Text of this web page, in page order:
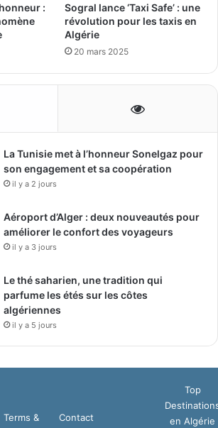
:
Sogral lance ‘Taxi Safe’ : une
révolution pour les taxis en
Algérie
20 mars 2025
La Tunisie met à l’honneur Sonelgaz pour
son engagement et sa coopération
il y a 2 jours
Aéroport d’Alger : deux nouveautés pour
améliorer le confort des voyageurs
il y a 3 jours
Le thé saharien, une tradition qui
parfume les étés sur les côtes
algériennes
il y a 5 jours
Terms & Contact
Top
en Algérie